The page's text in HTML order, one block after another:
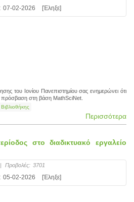
07-02-2026 [Έληξε]
του Ιονίου Πανεπιστημίου σας ενημερώνει ότι
πρόσβαση στη βάση MathSciNet.
Περισσότερα
στο διαδικτυακό εργαλείο
| Προβολές: 3701
05-02-2026 [Έληξε]